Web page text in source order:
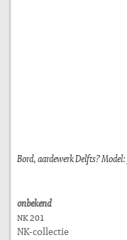
Bord, aardewerk Delfts?
onbekend
NK 201
NK-collectie